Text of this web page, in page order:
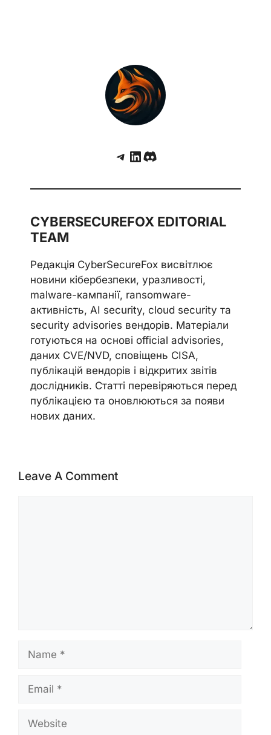
Telegram
LinkedIn
Discord
CYBERSECUREFOX EDITORIAL
TEAM
Редакція CyberSecureFox висвітлює
новини кібербезпеки, уразливості,
malware-кампанії, ransomware-
активність, AI security, cloud security та
security advisories вендорів. Матеріали
готуються на основі official advisories,
даних CVE/NVD, сповіщень CISA,
публікацій вендорів і відкритих звітів
дослідників. Статті перевіряються перед
публікацією та оновлюються за появи
нових даних.
Leave A Comment